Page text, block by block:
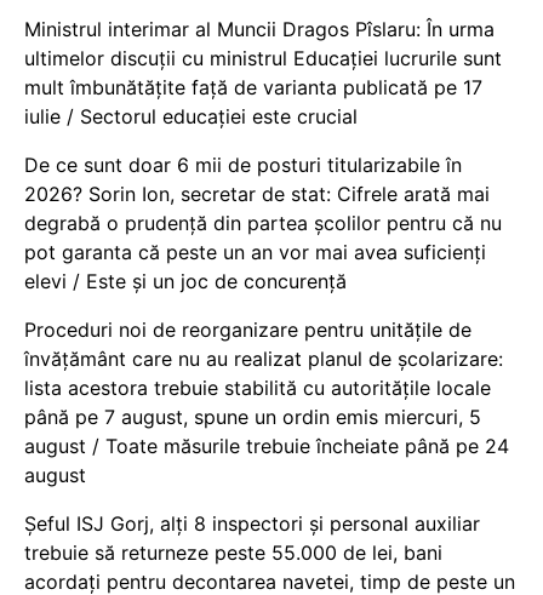
Ministrul interimar al Muncii Dragos Pîslaru: În urma
ultimelor discuții cu ministrul Educației lucrurile sunt
mult îmbunătățite față de varianta publicată pe 17
iulie / Sectorul educației este crucial
De ce sunt doar 6 mii de posturi titularizabile în
2026? Sorin Ion, secretar de stat: Cifrele arată mai
degrabă o prudență din partea școlilor pentru că nu
pot garanta că peste un an vor mai avea suficienți
elevi / Este și un joc de concurență
Proceduri noi de reorganizare pentru unitățile de
învățământ care nu au realizat planul de școlarizare:
lista acestora trebuie stabilită cu autoritățile locale
până pe 7 august, spune un ordin emis miercuri, 5
august / Toate măsurile trebuie încheiate până pe 24
august
Șeful ISJ Gorj, alți 8 inspectori și personal auxiliar
trebuie să returneze peste 55.000 de lei, bani
acordați pentru decontarea navetei, timp de peste un